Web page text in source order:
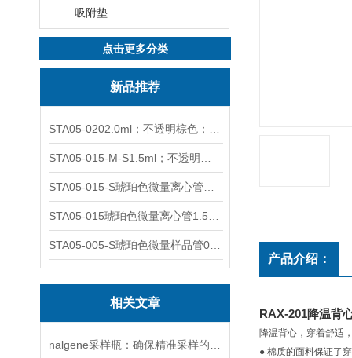
吸附垫
点击更多分类
新品推荐
相关文章
产品介绍：
RAX-201降温背
降温背心，穿着舒适
● 棉质的面料保证了